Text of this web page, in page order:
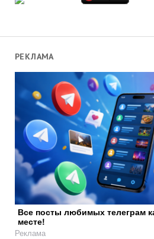
РЕКЛАМА
Все посты любимых телеграм
месте!
Реклама